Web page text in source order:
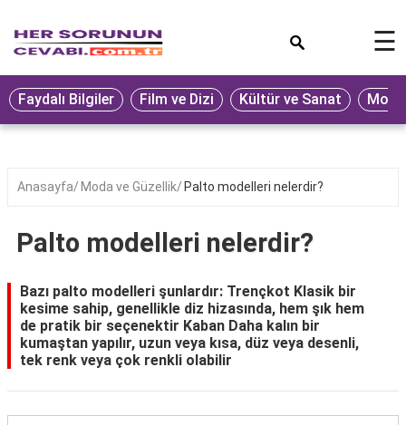
Eğitim
Ekonomi
Seyahat
Oyun
Yaşam
Hukuk
Blog
☰
Faydalı Bilgiler Film ve Dizi Kültür ve Sanat
Anasayfa Moda ve Güzellik Palto modelleri nelerdir?
Palto modelleri nelerdir?
Bazı palto modelleri şunlardır: Trençkot Klasik bir
kesime sahip, genellikle diz hizasında, hem şık hem
de pratik bir seçenektir Kaban Daha kalın bir
kumaştan yapılır, uzun veya kısa, düz veya desenli,
tek renk veya çok renkli olabilir